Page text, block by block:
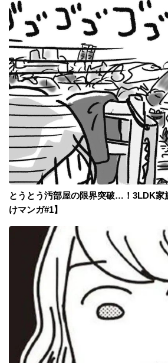
とうとう汚部屋の限界突破…！3LDK家
けマンガ#1】